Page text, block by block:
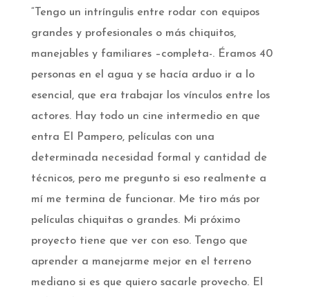
“Tengo un intríngulis entre rodar con equipos
grandes y profesionales o más chiquitos,
manejables y familiares –completa-. Éramos 40
personas en el agua y se hacía arduo ir a lo
esencial, que era trabajar los vínculos entre los
actores. Hay todo un cine intermedio en que
entra El Pampero, películas con una
determinada necesidad formal y cantidad de
técnicos, pero me pregunto si eso realmente a
mí me termina de funcionar. Me tiro más por
películas chiquitas o grandes. Mi próximo
proyecto tiene que ver con eso. Tengo que
aprender a manejarme mejor en el terreno
mediano si es que quiero sacarle provecho. El